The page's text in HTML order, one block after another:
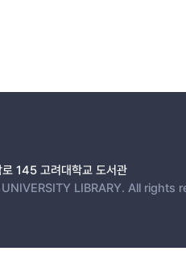
145 고려대학교 도서관
LIBRARY. All rights